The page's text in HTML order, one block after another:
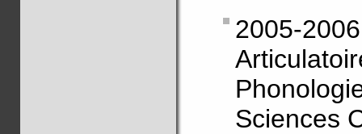
2005-
Sciences